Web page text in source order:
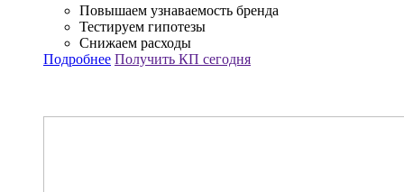
Повышаем узнаваемость бренда
Тестируем гипотезы
Снижаем расходы
Подробнее Получить КП сегодня